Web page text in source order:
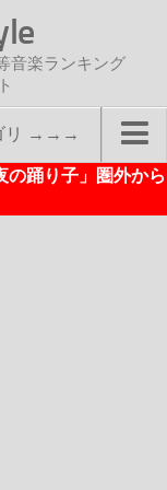
音楽ランキング
リ →→→
の踊り子」圏外から